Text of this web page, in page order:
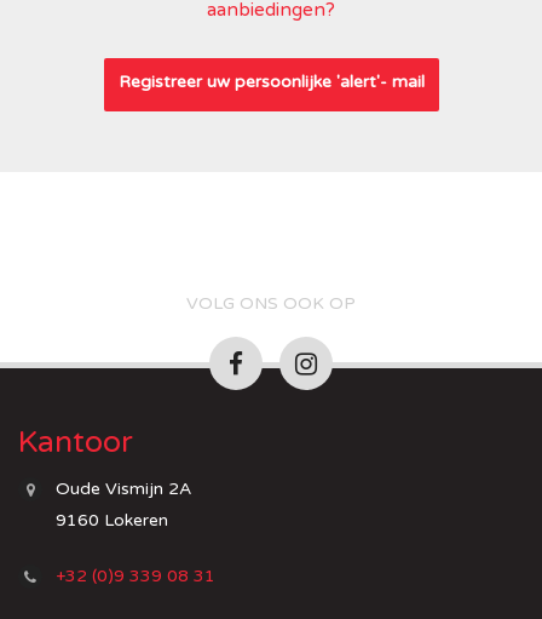
aanbiedingen?
Registreer uw persoonlijke 'alert'- mail
VOLG ONS OOK OP
Kantoor
Oude Vismijn 2A
9160 Lokeren
+32 (0)9 339 08 31